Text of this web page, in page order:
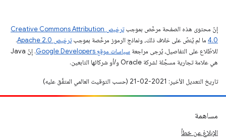
إنّ محتوى هذه الصفحة مرخّص بموجب
ترخيص Creative Commons Attribution
4.0‏ ما لم يُنصّ على خلاف ذلك، ونماذج الرموز مرخّصة بموجبترخيص Apache 2.0‏
.
للاطّلاع على التفاصيل، يُرجى مراجعة سياسات موقع Google Developers‏
. إنّ Java
هي علامة تجارية مسجَّلة لشركة Oracle و/أو شركائها التابعين.
تاريخ التعديل الأخير: 2021-02-21 (حسب التوقيت العالمي المتفَّق عليه)
مساهمة
الإبلاغ عن خطأ